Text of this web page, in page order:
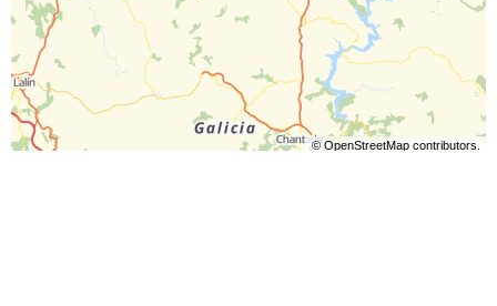
© OpenStreetMapcontributors.